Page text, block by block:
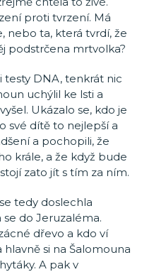
proti tvrzení. Má
nebo ta, která tvrdí, že
podstrčena mrtvolka?
testy DNA, tenkrát nic
uchýlil ke lsti a
Ukázalo se, kdo je
své dítě to nejlepší a
a pochopili, že
krále, a že když bude
zato jít s tím za ním.
tedy doslechla
se do Jeruzaléma.
dřevo a kdo ví
hlavně si na Šalomouna
A pak v